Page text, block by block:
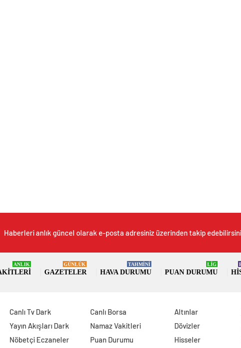
Haberleri anlık güncel olarak e-posta adresiniz üzerinden takip
ANLIK
GAZETELER
GÜNLÜK
HAVA DURUMU
TAHMİNİ
PUAN DURUMU
LİG
Canlı Tv Dark
Yayın Akışları Dark
Nöbetçi Eczaneler
Canlı Borsa
Namaz Vakitleri
Puan Durumu
Altınlar
Dövizler
Hisseler